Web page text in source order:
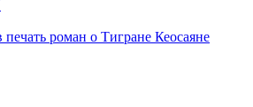
роман о Тигране Кеосаяне